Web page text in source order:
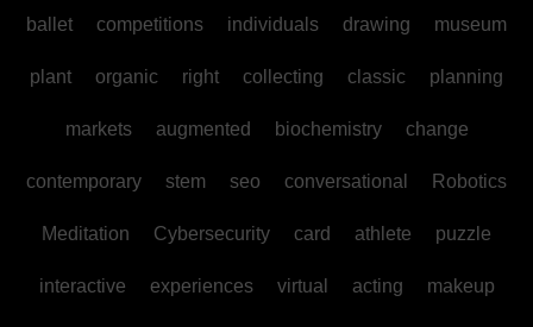
ballet competitions individuals drawing museum
plant organic right collecting classic planning
markets augmented biochemistry change
contemporary stem seo conversational Robotics
Meditation Cybersecurity card athlete puzzle
interactive experiences virtual acting makeup